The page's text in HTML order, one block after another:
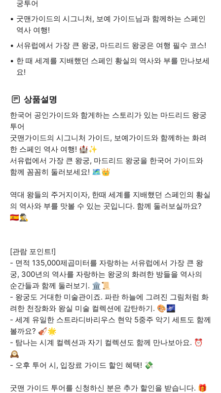
궁투어
굿맨가이드의 시그니처, 보예 가이드님과 함께하는 스페인
역사 여행!
서유럽에서 가장 큰 왕궁, 마드리드 왕궁은 여행 필수 코스!
한 때 세계를 지배했던 스페인 황실의 역사와 부를 만나보세
요!
상품설명
한국어 공인가이드와 함게하는 스토리가 있는 마드리드 왕궁
투어
굿맨가이드의 시그니처 가이드, 보예가이드와 함께하는 화려
한 스페인 역사 여행! 🏰✨
서유럽에서 가장 큰 왕궁, 마드리드 왕궁을 한국어 가이드와
함께 꼼꼼히 둘러보세요! 🗺️👑
역대 왕들의 주거지이자, 한때 세계를 지배했던 스페인의 황실
의 역사와 부를 맛볼 수 있는 곳입니다. 함께 둘러보실까요?
🇪🇸🕵️‍♂️
[관람 포인트!]
- 면적 135,000제곱미터를 자랑하는 서유럽에서 가장 큰 왕
궁, 300년의 역사를 자랑하는 왕궁의 화려한 방들을 역사의
순간들과 함께 둘러보기. 🏛️📜
- 왕궁도 거대한 미술관이죠. 파란 하늘에 그려진 그림처럼 화
려한 천장화와 왕실 미술 컬렉션에 감탄하기. 🎨🌌
- 세계 유일한 스트라디바리우스 현악 5중주 악기 세트도 함께
볼까요? 🎻🌟
- 탐나는 시계 컬렉션과 자기 컬렉션도 함께 만나보아요. ⏰
🕰️
- 오후 투어 시, 입장료 가이드 할인 혜택! 💸
굿맨 가이드 투어를 신청하신 분은 추가 할인을 받습니다. 🎁